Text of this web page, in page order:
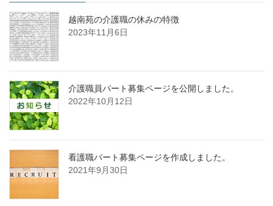
越南苑の介護職の休みの特徴
2023年11月6日
介護職員パート募集ページを公開しました。
2022年10月12日
看護職パート募集ページを作成しました。
2021年9月30日